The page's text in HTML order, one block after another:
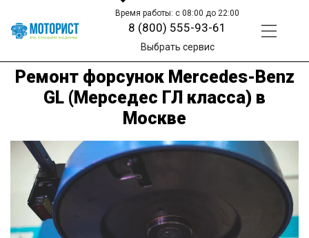
Время работы: с 08:00 до 22:00
8 (800) 555-93-61
Выбрать сервис
Ремонт форсунок Mercedes-Benz
GL (Мерседес ГЛ класса) в
Москве